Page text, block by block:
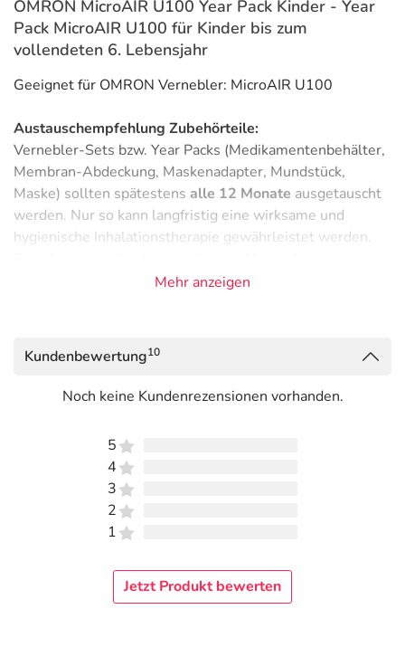
OMRON MicroAIR U100 Year Pack Kinder - Year
Pack MicroAIR U100 für Kinder bis zum
vollendeten 6. Lebensjahr
Geeignet für OMRON Vernebler: MicroAIR U100
Austauschempfehlung Zubehörteile:
Vernebler-Sets bzw. Year Packs (Medikamentenbehälter,
Membran-Abdeckung, Maskenadapter, Mundstück,
Maske) sollten spätestens alle 12 Monate ausgetauscht
werden. Nur so kann langfristig eine wirksame und
hygienische Inhalationstherapie gewährleistet werden.
in der Gebrauchsinformation Ihres Gerätes.
Lieferumfang:
MicroAIR U100 Maskenadapter
Medikamentenbehälter
Kindermaske (SEBS)
Herstellergarantie: 1 Jahr
HERMES Arzneimittel GmbH
Mehr anzeigen
Kundenbewertung10
Noch keine Kundenrezensionen vorhanden.
5
4
3
2
1
Jetzt Produkt bewerten